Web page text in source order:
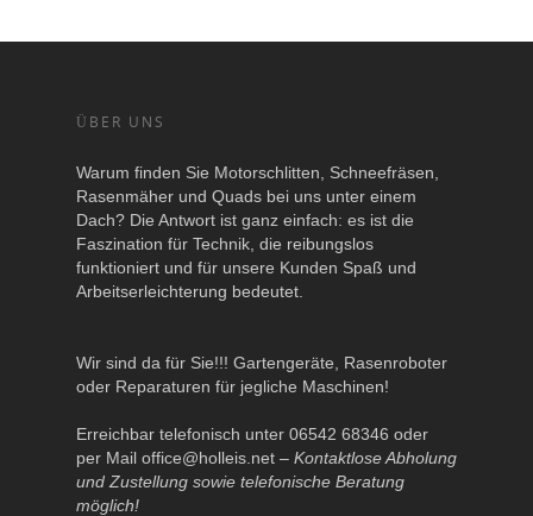
ÜBER UNS
Warum finden Sie Motorschlitten, Schneefräsen,
Rasenmäher und Quads bei uns unter einem
Dach? Die Antwort ist ganz einfach: es ist die
Faszination für Technik, die reibungslos
funktioniert und für unsere Kunden Spaß und
Arbeitserleichterung bedeutet.
Wir sind da für Sie!!! Gartengeräte, Rasenroboter
oder Reparaturen für jegliche Maschinen!
Erreichbar telefonisch unter 06542 68346 oder
per Mail office@holleis.net – Kontaktlose Abholung
und Zustellung sowie telefonische Beratung
möglich!